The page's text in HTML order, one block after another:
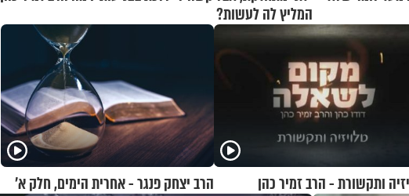
המליץ לה לעשות?
ותקשורת - הרב זמיר כהן הרב יצחק פנגר - אחרית הימים, חלק א’